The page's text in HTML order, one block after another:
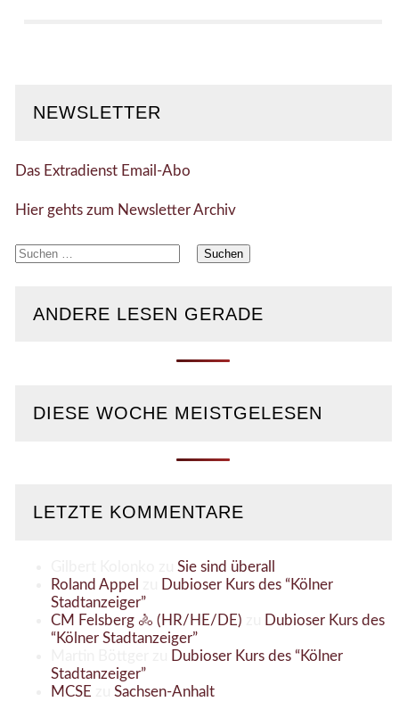
NEWSLETTER
Das Extradienst Email-Abo
Hier gehts zum Newsletter Archiv
Suchen
ANDERE LESEN GERADE
DIESE WOCHE MEISTGELESEN
LETZTE KOMMENTARE
Sie sind überall
Roland Appel
Dubioser Kurs des “Kölner
Stadtanzeiger”
CM Felsberg 🚴 (HR/HE/DE)
Dubioser Kurs des
“Kölner Stadtanzeiger”
Dubioser Kurs des “Kölner
Stadtanzeiger”
MCSE
Sachsen-Anhalt